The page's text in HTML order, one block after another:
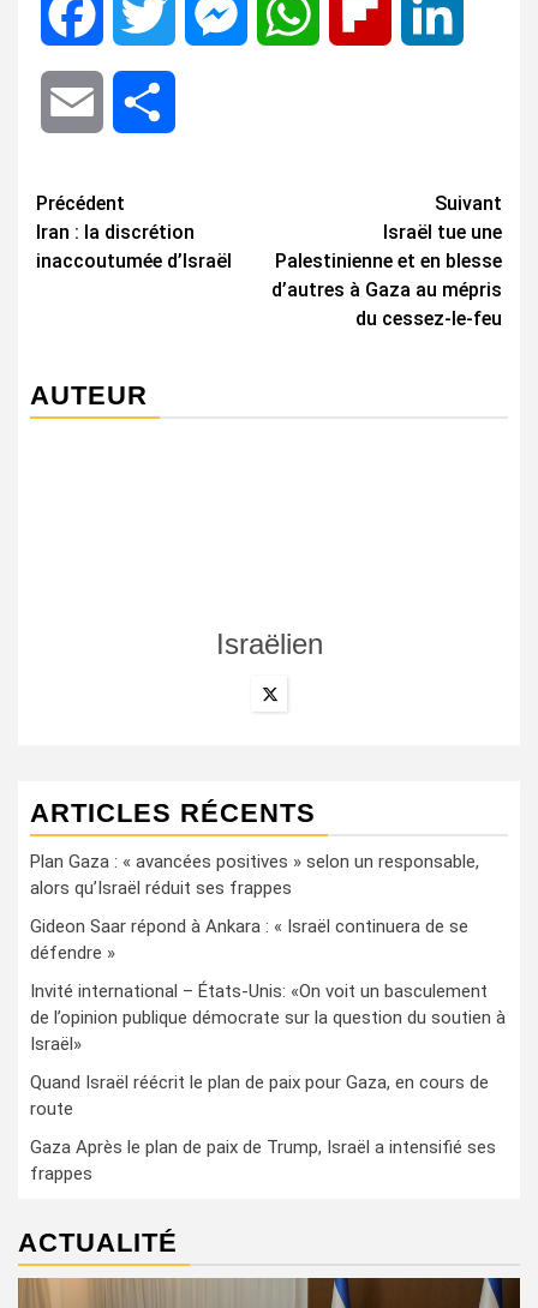
Facebook Twitter MessengerWhatsApp Flipboard
Email
Navigation
d’article
Précédent
Iran : la discrétion
inaccoutumée d’Israël
Suivant
Israël tue une
Palestinienne et en blesse
d’autres à Gaza au mépris
du cessez-le-feu
AUTEUR
Israëlien
ARTICLES RÉCENTS
Plan Gaza : « avancées positives » selon un responsable,
alors qu’Israël réduit ses frappes
Gideon Saar répond à Ankara : « Israël continuera de se
défendre »
Invité international – États-Unis: «On voit un basculement
de l’opinion publique démocrate sur la question du soutien à
Israël»
Quand Israël réécrit le plan de paix pour Gaza, en cours de
route
Gaza Après le plan de paix de Trump, Israël a intensifié ses
frappes
ACTUALITÉ